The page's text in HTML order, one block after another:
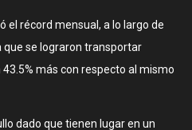
el récord mensual, a lo largo de
que se lograron transportar
más con respecto al mismo
dado que tienen lugar en un